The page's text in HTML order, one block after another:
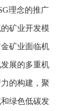
理念的推广
矿业开发模
矿业面临机
展的多重机
的构建，聚
绿色低碳发